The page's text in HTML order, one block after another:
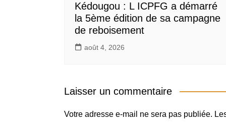
Kédougou : L ICPFG a démarré
la 5ème édition de sa campagne
de reboisement
août 4, 2026
Laisser un commentaire
Votre adresse e-mail ne sera pas publiée.